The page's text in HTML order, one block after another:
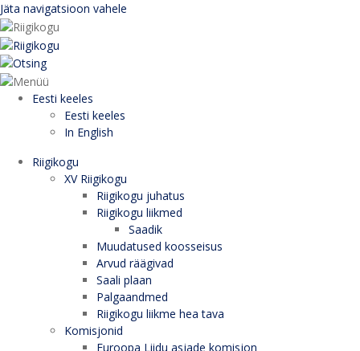
Jäta navigatsioon vahele
Eesti keeles
Eesti keeles
In English
Riigikogu
XV Riigikogu
Riigikogu juhatus
Riigikogu liikmed
Saadik
Muudatused koosseisus
Arvud räägivad
Saali plaan
Palgaandmed
Riigikogu liikme hea tava
Komisjonid
Euroopa Liidu asjade komisjon